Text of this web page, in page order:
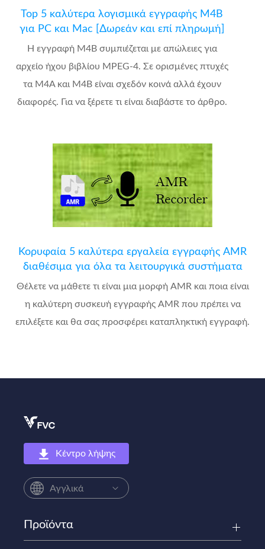
Top 5 καλύτερα λογισμικά εγγραφής M4B
για PC και Mac [Δωρεάν και επί πληρωμή]
Η εγγραφή M4B συμπιέζεται με απώλειες για
αρχείο ήχου βιβλίου MPEG-4. Σε ορισμένες πτυχές
τα M4A και M4B είναι σχεδόν κοινά αλλά έχουν
διαφορές. Για να ξέρετε τι είναι διαβάστε το άρθρο.
Κορυφαία 5 καλύτερα εργαλεία εγγραφής AMR
διαθέσιμα για όλα τα λειτουργικά συστήματα
Θέλετε να μάθετε τι είναι μια μορφή AMR και ποια είναι
η καλύτερη συσκευή εγγραφής AMR που πρέπει να
επιλέξετε και θα σας προσφέρει καταπληκτική εγγραφή.
Κέντρο λήψης
Αγγλικά
Προϊόντα